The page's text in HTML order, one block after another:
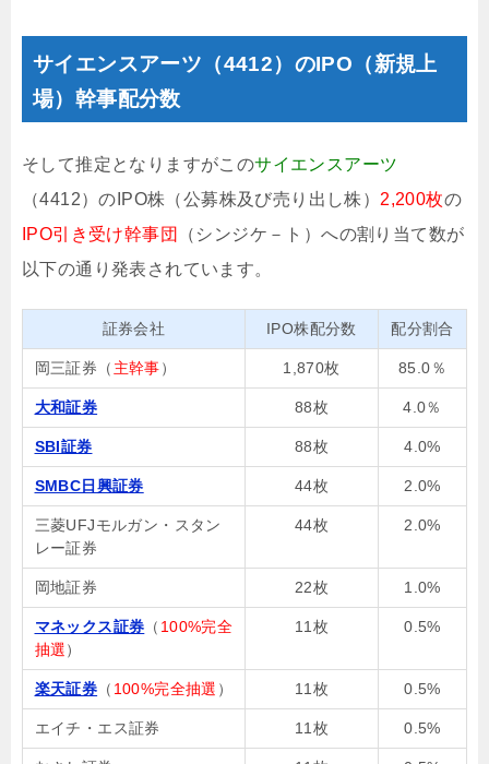
サイエンスアーツ（4412）のIPO（新規上
場）幹事配分数
そして推定となりますがこのサイエンスアーツ
（4412）のIPO株（公募株及び売り出し株） 2,200枚の
IPO引き受け幹事団
（シンジケ－ト）への割り当て数が
以下の通り発表されています。
証券会社 IPO株配分数 配分割合
岡三証券（ 主幹事） 1,870枚 85.0％
大和証券 88枚 4.0％
SBI証券 88枚 4.0%
SMBC日興証券 44枚 2.0%
三菱UFJモルガン・スタン
レー証券
44枚 2.0%
岡地証券 22枚 1.0%
マネックス証券 （ 100%完全
抽選）
11枚 0.5%
楽天証券 （ 100%完全抽選 ） 11枚 0.5%
エイチ・エス証券 11枚 0.5%